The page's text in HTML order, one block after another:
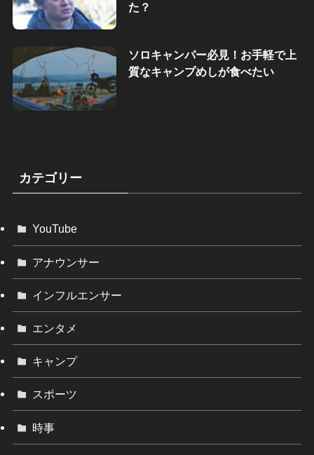
た？
ソロキャンパー必見！お手軽で上
質なキャンプめしが食べたい
カテゴリー
YouTube
アナウンサー
インフルエンサー
エンタメ
キャンプ
スポーツ
時事